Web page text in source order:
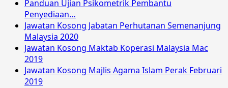
Panduan Ujian Psikometrik Pembantu
Penyediaan…
Jawatan Kosong Jabatan Perhutanan Semenanjung
Malaysia 2020
Jawatan Kosong Maktab Koperasi Malaysia Mac
2019
Jawatan Kosong Majlis Agama Islam Perak Februari
2019